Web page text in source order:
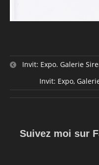
Invit: Expo. Galerie
Invit: Expo,
Suivez moi sur